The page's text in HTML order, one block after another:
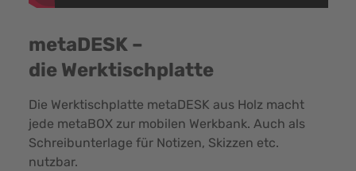
metaDESK –
die Werktischplatte
Die Werktischplatte metaDESK aus Holz macht
jede metaBOX zur mobilen Werkbank. Auch als
Schreibunterlage für Notizen, Skizzen etc.
nutzbar.